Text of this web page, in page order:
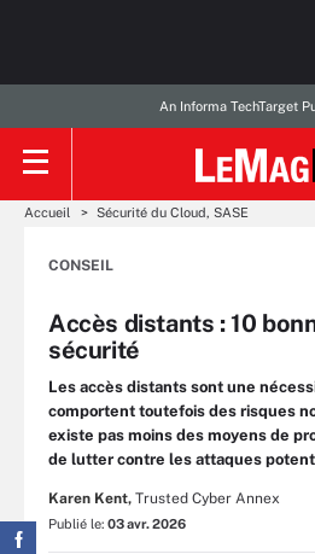
An Informa TechTarget
Accueil Sécurité du Cloud, SASE
CONSEIL
Accès distants : 10
sécurité
Les accès distants sont une
comportent toutefois des risques
existe pas moins des moyens de
de lutter contre les attaques
Karen Kent, Trusted Cyber Annex
Publié le: 03 avr. 2026